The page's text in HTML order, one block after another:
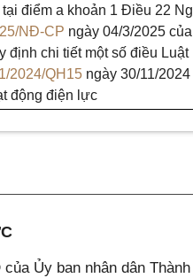
điểm a khoản 1 Điều 22
NĐ-CP ngày 04/3/2025 của
định chi tiết một số điều Luật
2024/QH15 ngày 30/11/2024
động điện lực
của Ủy ban nhân dân